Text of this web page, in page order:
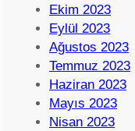
Ekim 2023
Eylül 2023
Ağustos 2023
Temmuz 2023
Haziran 2023
Mayıs 2023
Nisan 2023